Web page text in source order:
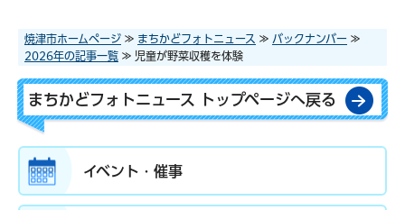
焼津市ホームページ ≫ まちかどフォトニュース ≫ バックナンバー ≫
2026年の記事一覧 ≫ 児童が野菜収穫を体験
まちかどフォトニュース トップページへ戻る
イベント・催事